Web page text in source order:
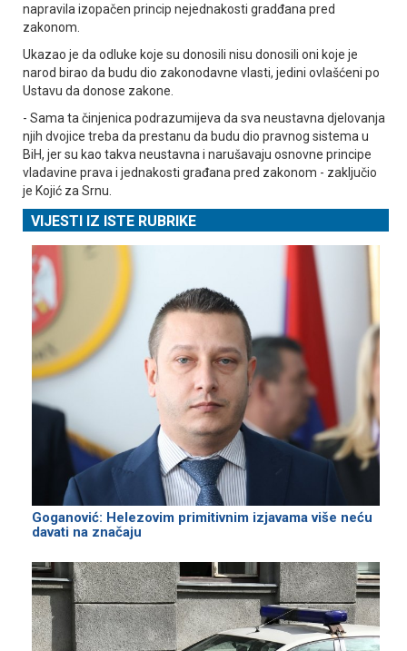
napravila izopačen princip nejednakosti gradđana pred
zakonom.
Ukazao je da odluke koje su donosili nisu donosili oni koje je
narod birao da budu dio zakonodavne vlasti, jedini ovlašćeni po
Ustavu da donose zakone.
- Sama ta činjenica podrazumijeva da sva neustavna djelovanja
njih dvojice treba da prestanu da budu dio pravnog sistema u
BiH, jer su kao takva neustavna i narušavaju osnovne principe
vladavine prava i jednakosti građana pred zakonom - zaključio
je Kojić za Srnu.
VIJESTI IZ ISTE RUBRIKE
Goganović: Helezovim primitivnim izjavama više neću
davati na značaju